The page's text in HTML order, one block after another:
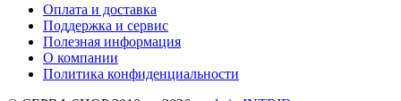
Оплата и доставка
Поддержка и сервис
Полезная информация
О компании
Политика конфиденциальности